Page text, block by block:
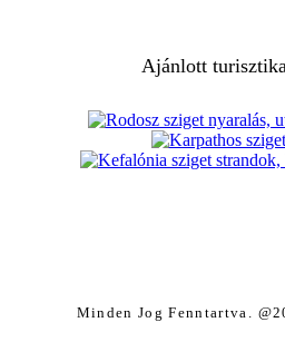
Ajánlott
Minden Jog Fenntartva.